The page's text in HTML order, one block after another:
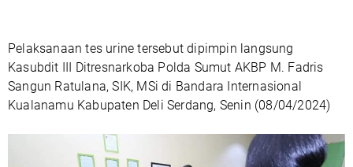
Pelaksanaan tes urine tersebut dipimpin langsung
Kasubdit III Ditresnarkoba Polda Sumut AKBP M. Fadris
Sangun Ratulana, SIK, MSi di Bandara Internasional
Kualanamu Kabupaten Deli Serdang, Senin (08/04/2024)